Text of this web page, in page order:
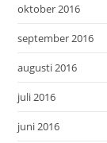
oktober 2016
september 2016
augusti 2016
juli 2016
juni 2016